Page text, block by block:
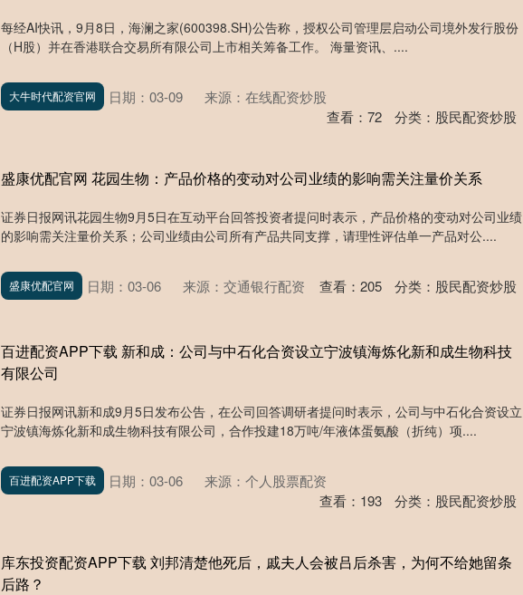
每经AI快讯，9月8日，海澜之家(600398.SH)公告称，授权公司管理层启动公司境外发行股份
（H股）并在香港联合交易所有限公司上市相关筹备工作。 海量资讯、....
大牛时代配资官网 日期：03-09
来源：在线配资炒股
查看： 72 分类： 股民配资炒股
盛康优配官网 花园生物：产品价格的变动对公司业绩的影响需关注量价关系
证券日报网讯花园生物9月5日在互动平台回答投资者提问时表示，产品价格的变动对公司业绩
的影响需关注量价关系；公司业绩由公司所有产品共同支撑，请理性评估单一产品对公....
盛康优配官网 日期：03-06 来源：交通银行配资 查看： 205 分类： 股民配资炒股
百进配资APP下载 新和成：公司与中石化合资设立宁波镇海炼化新和成生物科技
有限公司
证券日报网讯新和成9月5日发布公告，在公司回答调研者提问时表示，公司与中石化合资设立
宁波镇海炼化新和成生物科技有限公司，合作投建18万吨/年液体蛋氨酸（折纯）项....
百进配资APP下载 日期：03-06
来源：个人股票配资
查看： 193 分类： 股民配资炒股
库东投资配资APP下载 刘邦清楚他死后，戚夫人会被吕后杀害，为何不给她留条
后路？